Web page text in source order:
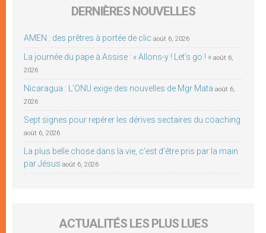
DERNIÈRES NOUVELLES
AMEN : des prêtres à portée de clic août 6, 2026
La journée du pape à Assise : « Allons-y ! Let’s go ! » août 6,
2026
Nicaragua : L’ONU exige des nouvelles de Mgr Mata août 6,
2026
Sept signes pour repérer les dérives sectaires du coaching
août 6, 2026
La plus belle chose dans la vie, c’est d’être pris par la main
par Jésus août 6, 2026
ACTUALITÉS LES PLUS LUES